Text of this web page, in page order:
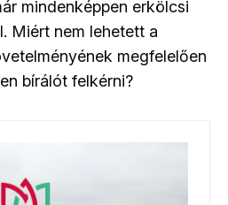
mindenképpen erkölcsi
Miért nem lehetett a
megfelelően
bírálót felkérni?